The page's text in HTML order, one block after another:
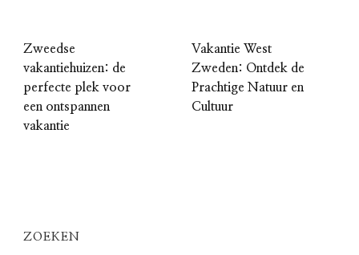
Zweedse
vakantiehuizen: de
perfecte plek voor
een ontspannen
vakantie
Vakantie West
Zweden: Ontdek de
Prachtige Natuur en
Cultuur
ZOEKEN